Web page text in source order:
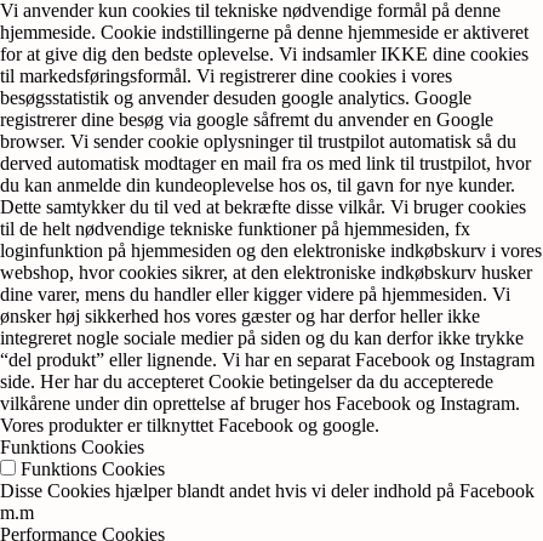
Vi anvender kun cookies til tekniske nødvendige formål på denne
hjemmeside. Cookie indstillingerne på denne hjemmeside er aktiveret
for at give dig den bedste oplevelse. Vi indsamler IKKE dine cookies
til markedsføringsformål. Vi registrerer dine cookies i vores
besøgsstatistik og anvender desuden google analytics. Google
registrerer dine besøg via google såfremt du anvender en Google
browser. Vi sender cookie oplysninger til trustpilot automatisk så du
derved automatisk modtager en mail fra os med link til trustpilot, hvor
du kan anmelde din kundeoplevelse hos os, til gavn for nye kunder.
Dette samtykker du til ved at bekræfte disse vilkår. Vi bruger cookies
til de helt nødvendige tekniske funktioner på hjemmesiden, fx
loginfunktion på hjemmesiden og den elektroniske indkøbskurv i vores
webshop, hvor cookies sikrer, at den elektroniske indkøbskurv husker
dine varer, mens du handler eller kigger videre på hjemmesiden. Vi
ønsker høj sikkerhed hos vores gæster og har derfor heller ikke
integreret nogle sociale medier på siden og du kan derfor ikke trykke
“del produkt” eller lignende. Vi har en separat Facebook og Instagram
side. Her har du accepteret Cookie betingelser da du accepterede
vilkårene under din oprettelse af bruger hos Facebook og Instagram.
Vores produkter er tilknyttet Facebook og google.
Funktions Cookies
Funktions Cookies
Disse Cookies hjælper blandt andet hvis vi deler indhold på Facebook
m.m
Performance Cookies